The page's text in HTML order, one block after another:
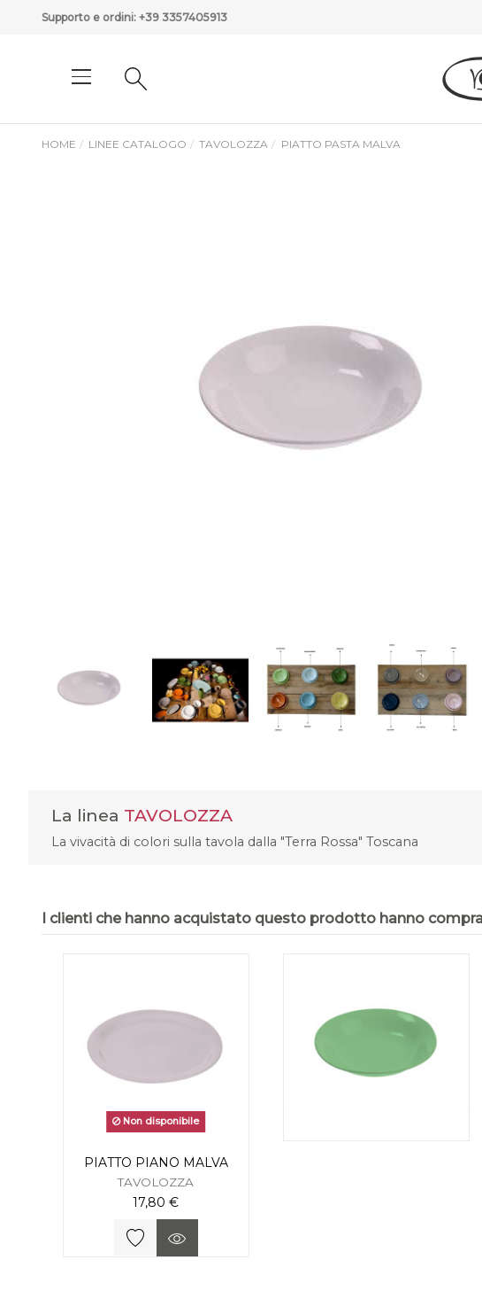
Supporto e ordini: +39 3357405913
HOME LINEE CATALOGO TAVOLOZZA PIATTO PASTA MALVA
La linea TAVOLOZZA
La vivacità di colori sulla tavola dalla "Terra Rossa" Toscana
I clienti che hanno acquistato questo prodotto hanno
Non disponibile
PIATTO PIANO MALVA
TAVOLOZZA
17,80 €